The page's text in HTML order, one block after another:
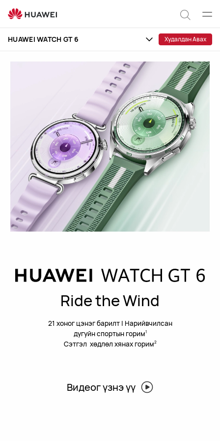
HUAWEI
WATCH
GT
Хайлт
Цэс
нээх
HUAWEI WATCH GT 6 Худалдан Авах
Ride the Wind
21 хоног цэнэг барилт | Нарийвчилсан
дугуйн спортын горим1
Сэтгэл хөдлөл хянах горим2
Видеог үзнэ үү